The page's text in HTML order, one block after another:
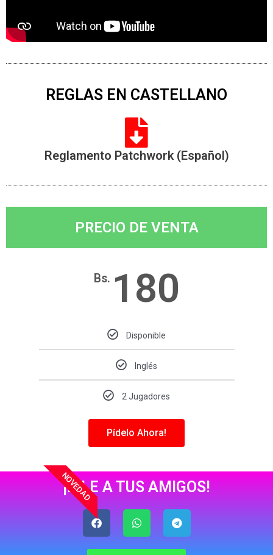
REGLAS EN CASTELLANO
Reglamento Patchwork (Español)
PRECIO DE VENTA
Bs. 180
Disponible
Inglés
2 Jugadores
Pídelo Ahora!
NOVEDAD
¡DILE A TUS AMIGOS!